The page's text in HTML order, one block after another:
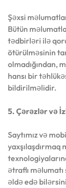
Şəxsi
Bütün
tədbirləri ilə
ötürülməsinin
olmadığından,
hansı bir
bildirilməlidir.
5. Çərəzlər və
Saytımız və
ətraflı məlumatı
əldə edə